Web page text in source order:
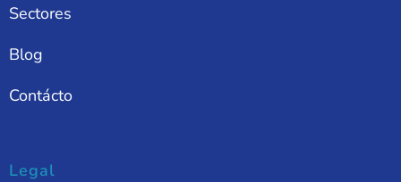
Sectores
Blog
Contácto
Legal